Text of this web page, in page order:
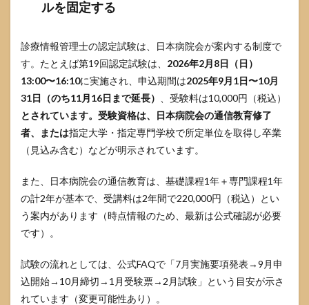
ルを固定する
診療情報管理士の認定試験は、日本病院会が案内する制度で
す。たとえば第19回認定試験は、 2026年2月8日（日）
13:00〜16:10に実施され、申込期間は2025年9月1日〜10月
31日（のち11月16日まで延長）
、受験料は10,000円（税込）
とされています。受験資格は、日本病院会の通信教育修了
者、または指定大学・指定専門学校で所定単位を取得し卒業
（見込み含む）などが明示されています。
また、日本病院会の通信教育は、基礎課程1年＋専門課程1年
の計2年が基本で、受講料は2年間で220,000円（税込）とい
う案内があります（時点情報のため、最新は公式確認が必要
です）。
試験の流れとしては、公式FAQで「7月実施要項発表→9月申
込開始→10月締切→1月受験票→2月試験」という目安が示さ
れています（変更可能性あり）。